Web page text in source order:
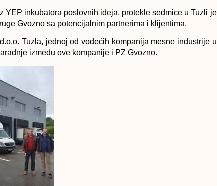
YEP inkubatora poslovnih ideja, protekle sedmice u Tuzli je
Gvozno sa potencijalnim partnerima i klijentima.
Tuzla, jednoj od vodećih kompanija mesne industrije u
između ove kompanije i PZ Gvozno.